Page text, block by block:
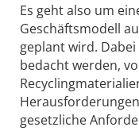
Es geht also um
Geschäftsmodell
geplant wird.
bedacht werden,
gesetzliche